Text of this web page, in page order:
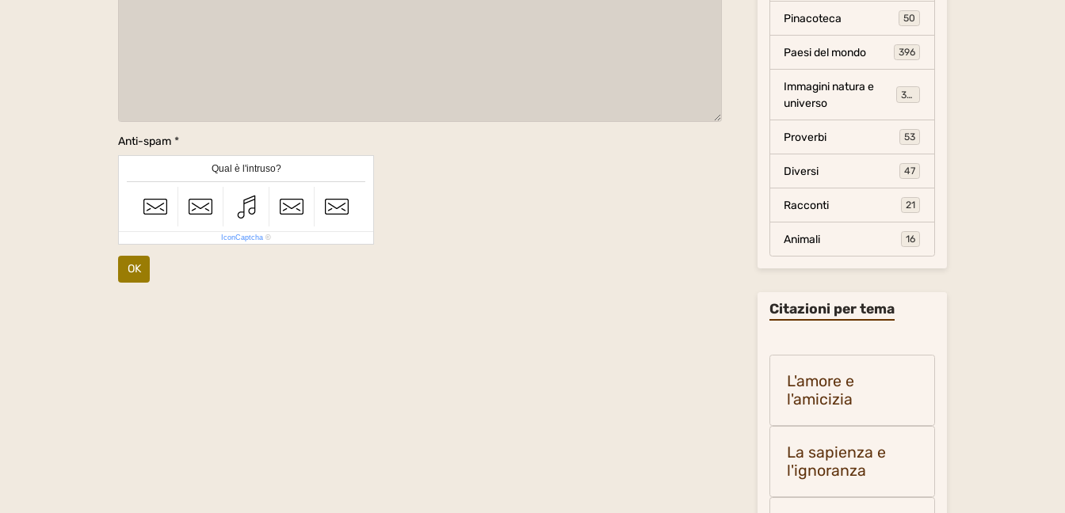
Anti-spam
Qual è l'intruso?
IconCaptcha ©
OK
Pinacoteca 50
Paesi del mondo 396
Immagini natura e
universo
306
Proverbi 53
Diversi 47
Racconti 21
Animali 16
Citazioni per tema
L'amore e
l'amicizia
La sapienza e
l'ignoranza